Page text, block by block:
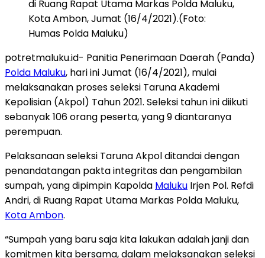
di Ruang Rapat Utama Markas Polda Maluku,
Kota Ambon, Jumat (16/4/2021).(Foto:
Humas Polda Maluku)
potretmaluku.id- Panitia Penerimaan Daerah (Panda)
Polda Maluku, hari ini Jumat (16/4/2021), mulai
melaksanakan proses seleksi Taruna Akademi
Kepolisian (Akpol) Tahun 2021. Seleksi tahun ini diikuti
sebanyak 106 orang peserta, yang 9 diantaranya
perempuan.
Pelaksanaan seleksi Taruna Akpol ditandai dengan
penandatangan pakta integritas dan pengambilan
sumpah, yang dipimpin Kapolda Maluku Irjen Pol. Refdi
Andri, di Ruang Rapat Utama Markas Polda Maluku,
Kota Ambon.
“Sumpah yang baru saja kita lakukan adalah janji dan
komitmen kita bersama, dalam melaksanakan seleksi